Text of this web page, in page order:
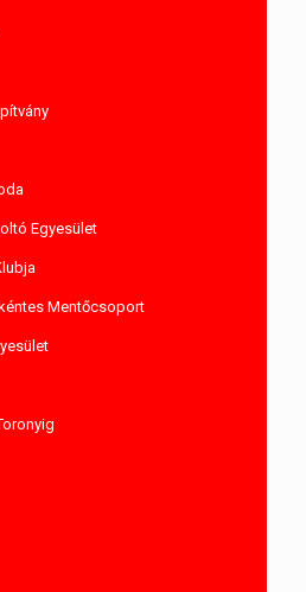
Egyesület
Mentőcsoport